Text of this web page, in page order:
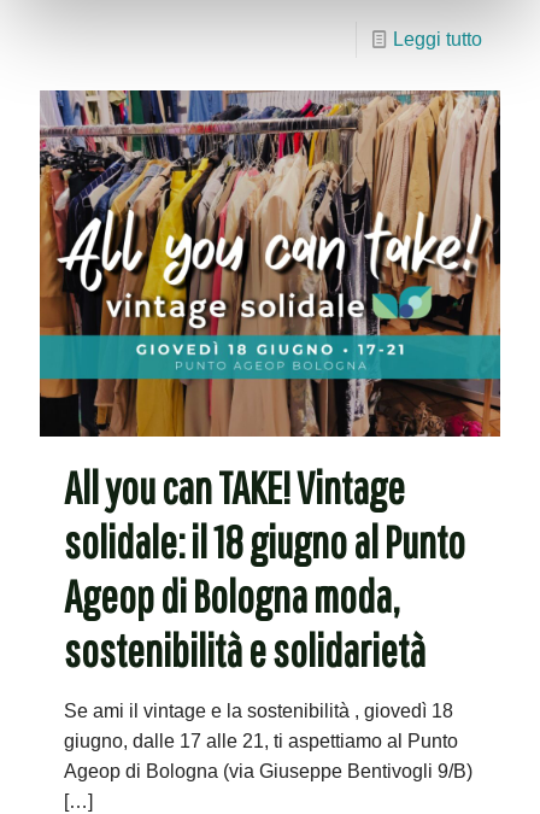
Leggi tutto
All you can TAKE! Vintage
solidale: il 18 giugno al Punto
Ageop di Bologna moda,
sostenibilità e solidarietà
Se ami il vintage e la sostenibilità , giovedì 18
giugno, dalle 17 alle 21, ti aspettiamo al Punto
Ageop di Bologna (via Giuseppe Bentivogli 9/B)
[…]